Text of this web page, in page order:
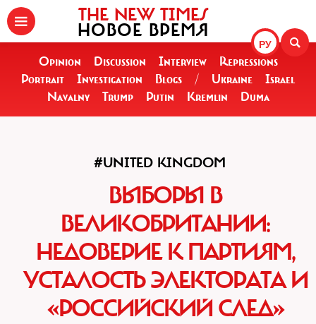
РУ
THE NEW TIMES
НОВОЕ ВРЕМЯ
Opinion Discussion Interview
Repressions
Portrait
Investigation Blogs / Ukraine
Israel
Navalny
Trump Putin Kremlin Duma
#UNITED KINGDOM
ВЫБОРЫ В
ВЕЛИКОБРИТАНИИ:
НЕДОВЕРИЕ К ПАРТИЯМ,
УСТАЛОСТЬ ЭЛЕКТОРАТА И
«РОССИЙСКИЙ СЛЕД»